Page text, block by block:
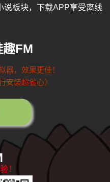
说板块，下载APP享受离线
趣FM
器，效果更佳！
安装超省心）
！